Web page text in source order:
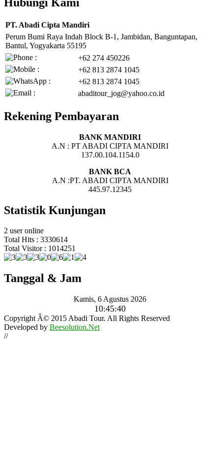
PT. Abadi Cipta Mandiri
Perum Bumi Raya Indah Block B-1, Jambidan, Banguntapan,
Bantul, Yogyakarta 55195
+62 274 450226
+62 813 2874 1045
+62 813 2874 1045
abaditour_jog@yahoo.co.id
Rekening Pembayaran
BANK MANDIRI
A.N : PT ABADI CIPTA MANDIRI
137.00.104.1154.0
BANK BCA
A.N :PT. ABADI CIPTA MANDIRI
445.97.12345
Statistik Kunjungan
2 user online
Total Hits : 3330614
Total Visitor : 1014251
Tanggal & Jam
Kamis, 6 Agustus 2026
10:45:42
Copyright Â© 2015 Abadi Tour. All Rights Reserved
Developed by Beesolution.Net
//